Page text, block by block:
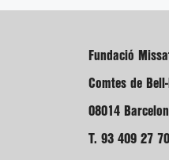
Fundació
Comtes de
08014
T. 93 409 27